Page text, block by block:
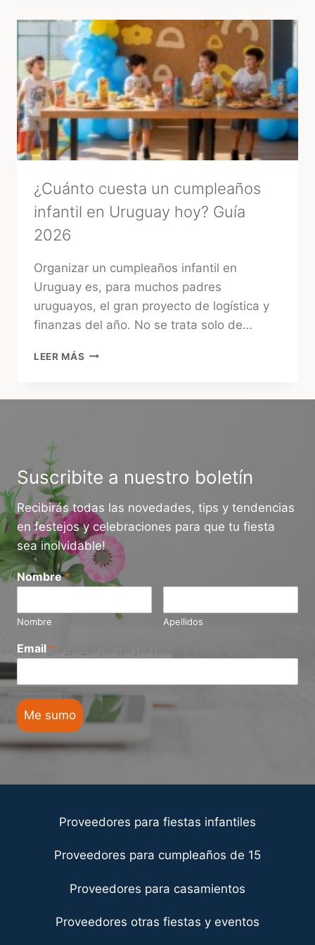
QUIERO»:
3
RITUALES
MÁGICOS
PARA
ATRAER
BUENA
ENERGÍA
ANTES
DE
BODA
¿Cuánto cuesta un cumpleaños
infantil en Uruguay hoy? Guía
2026
Organizar un cumpleaños infantil en
Uruguay es, para muchos padres
uruguayos, el gran proyecto de logística y
finanzas del año. No se trata solo de…
LEER MÁS ¿CUÁNTO
CUMPLEAÑOS
GUÍA
2026
Suscribite a nuestro boletín
Recibirás todas las novedades, tips y tendencias
en festejos y celebraciones para que tu fiesta
sea inolvidable!
Nombre*
Nombre Apellidos
Email *
Me sumo
Proveedores para fiestas infantiles
Proveedores para cumpleaños de 15
Proveedores para casamientos
Proveedores otras fiestas y eventos